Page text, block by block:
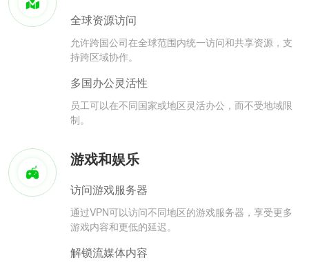
全球资源访问
允许跨国公司在全球范围内统一访问和共享资源，支
持跨区域协作。
多国办公灵活性
员工可以在不同国家或地区灵活办公，而不受地域限
制。
游戏和娱乐
访问游戏服务器
通过VPN可以访问不同地区的游戏服务器，享受更多
游戏内容和更低的延迟。
解锁流媒体内容